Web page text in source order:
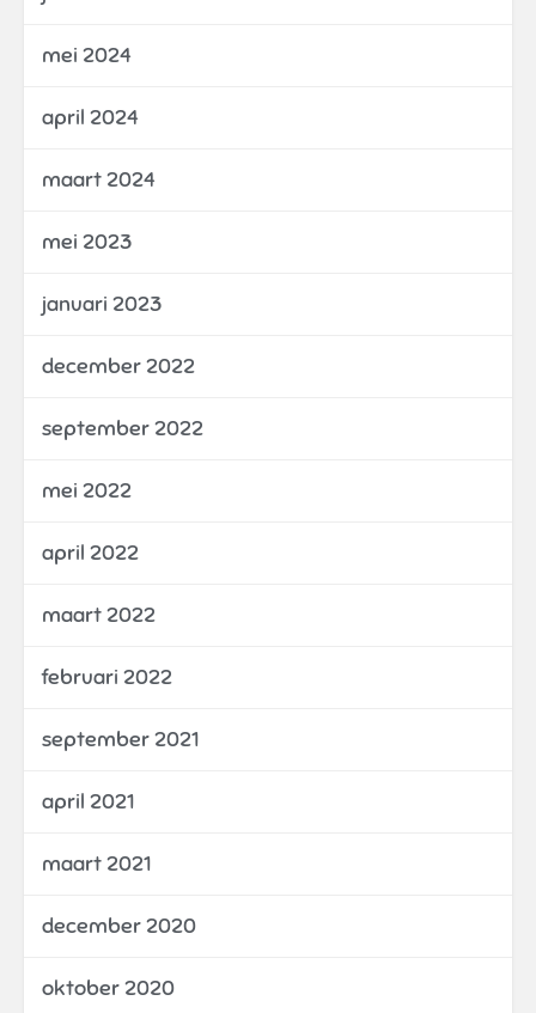
mei 2024
april 2024
maart 2024
mei 2023
januari 2023
december 2022
september 2022
mei 2022
april 2022
maart 2022
februari 2022
september 2021
april 2021
maart 2021
december 2020
oktober 2020